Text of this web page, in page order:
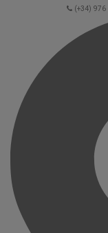
(+34) 976